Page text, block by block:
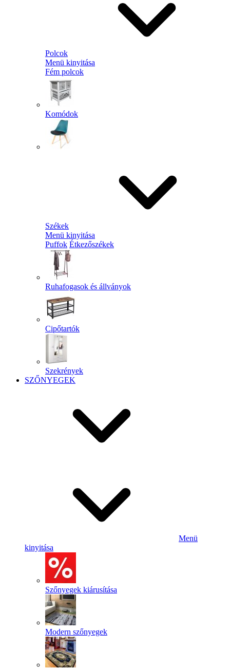
Polcok
Menü kinyitása
Fém polcok
Komódok
Székek
Menü kinyitása
Puffok Étkezőszékek
Ruhafogasok és állványok
Cipőtartók
Szekrények
SZŐNYEGEK
Menü
kinyitása
Szőnyegek kiárusítása
Modern szőnyegek